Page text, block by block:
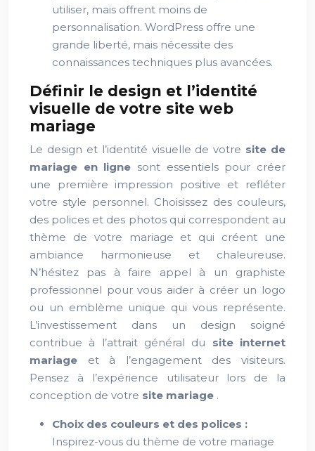
utiliser, mais offrent moins de
personnalisation. WordPress offre une
grande liberté, mais nécessite des
connaissances techniques plus avancées.
Définir le design et l’identité
visuelle de votre site web
mariage
Le design et l’identité visuelle de votre site de
mariage en ligne sont essentiels pour créer
une première impression positive et refléter
votre style personnel. Choisissez des couleurs,
des polices et des photos qui correspondent au
thème de votre mariage et qui créent une
ambiance harmonieuse et chaleureuse.
N’hésitez pas à faire appel à un graphiste
professionnel pour vous aider à créer un logo
ou un emblème unique qui vous représente.
L’investissement dans un design soigné
contribue à l’attrait général du site internet
mariage et à l’engagement des visiteurs.
Pensez à l’expérience utilisateur lors de la
conception de votre site mariage .
Choix des couleurs et des polices :
Inspirez-vous du thème de votre mariage